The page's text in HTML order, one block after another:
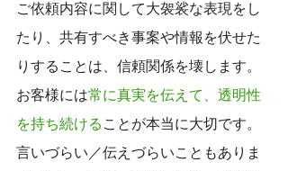
ご依頼内容に関して大袈裟な表現をし
たり、共有すべき事案や情報を伏せた
りすることは、信頼関係を壊します。
お客様には常に真実を伝えて、透明性
を持ち続ける ことが本当に大切です。
言いづらい／伝えづらいこともありま